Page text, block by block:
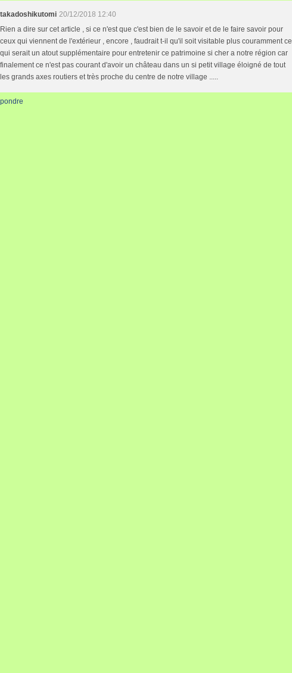
takadoshikutomi 20/12/2018 12:40
Rien a dire sur cet article , si ce n'est que c'est bien de le savoir et de le faire savoir pour
ceux qui viennent de l'extérieur , encore , faudrait t-il qu'il soit visitable plus couramment ce
qui serait un atout supplémentaire pour entretenir ce patrimoine si cher a notre région car
finalement ce n'est pas courant d'avoir un château dans un si petit village éloigné de tout
les grands axes routiers et très proche du centre de notre village .....